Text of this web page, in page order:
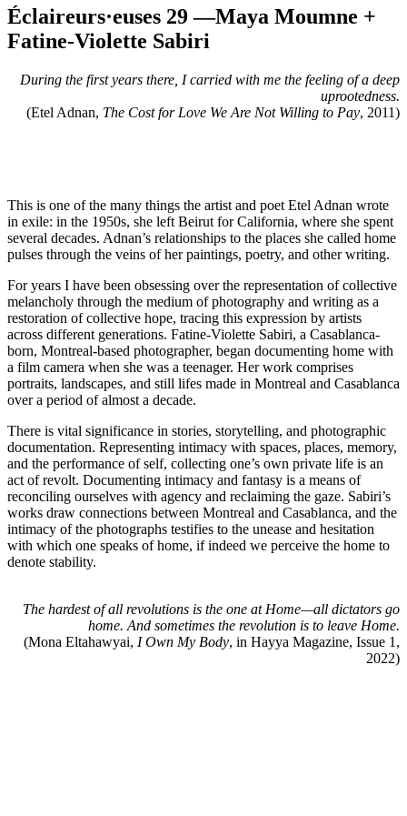
Éclaireurs·euses 29 —Maya Moumne +
Fatine-Violette Sabiri
During the first years there, I carried with me the feeling of a deep
uprootedness.
(Etel Adnan, The Cost for Love We Are Not Willing to Pay, 2011)
This is one of the many things the artist and poet Etel Adnan wrote
in exile: in the 1950s, she left Beirut for California, where she spent
several decades. Adnan’s relationships to the places she called home
pulses through the veins of her paintings, poetry, and other writing.
For years I have been obsessing over the representation of collective
melancholy through the medium of photography and writing as a
restoration of collective hope, tracing this expression by artists
across different generations. Fatine-Violette Sabiri, a Casablanca-
born, Montreal-based photographer, began documenting home with
a film camera when she was a teenager. Her work comprises
portraits, landscapes, and still lifes made in Montreal and Casablanca
over a period of almost a decade.
There is vital significance in stories, storytelling, and photographic
documentation. Representing intimacy with spaces, places, memory,
and the performance of self, collecting one’s own private life is an
act of revolt. Documenting intimacy and fantasy is a means of
reconciling ourselves with agency and reclaiming the gaze. Sabiri’s
works draw connections between Montreal and Casablanca, and the
intimacy of the photographs testifies to the unease and hesitation
with which one speaks of home, if indeed we perceive the home to
denote stability.
The hardest of all revolutions is the one at Home—all dictators go
home. And sometimes the revolution is to leave Home.
(Mona Eltahawyai, I Own My Body, in Hayya Magazine, Issue 1,
2022)